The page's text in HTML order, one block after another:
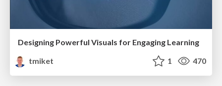
Designing Powerful Visuals for Engaging Learning
tmiket
1 470